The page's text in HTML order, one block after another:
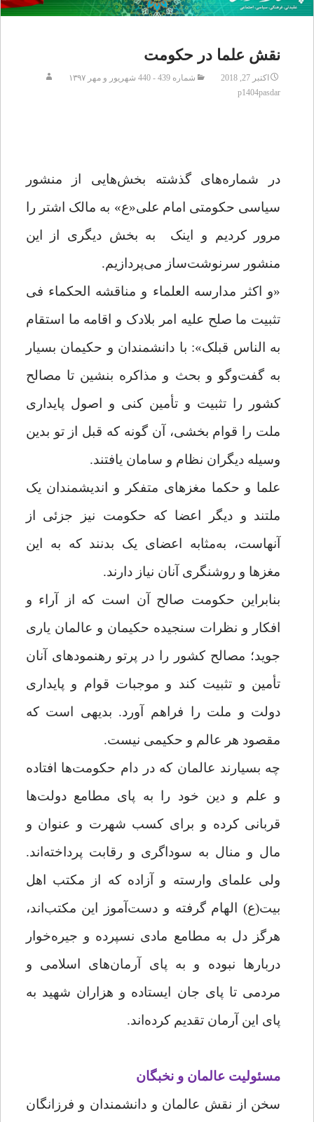
نقش علما در حکومت
اکتبر 27, 2018
شماره 439 - 440 شهریور و مهر ۱۳۹۷
p1404pasdar
در شماره‌های گذشته بخش‌هایی از منشور
سیاسی حکومتی امام علی«ع» به مالک اشتر را
مرور کردیم و اینک
به بخش دیگری از این
منشور سرنوشت‌ساز می‌پردازیم.
«و اکثر مدارسه العلماء و مناقشه الحکماء فی
تثبیت ما صلح علیه امر بلادک و اقامه ما استقام
به الناس قبلک»: با دانشمندان و حکیمان بسیار
به گفت‌وگو و بحث و مذاکره بنشین تا مصالح
کشور را تثبیت و تأمین کنی و اصول پایداری
ملت را قوام بخشی، آن گونه که قبل از تو بدین
وسیله دیگران نظام و سامان یافتند.
علما و حکما مغزهای متفکر و اندیشمندان یک
ملتند و دیگر اعضا که حکومت نیز جزئی از
آنهاست، به‌مثابه اعضای یک بدنند که به این
مغزها و روشنگری آنان نیاز دارند.
بنابراین حکومت صالح آن است که از آراء و
افکار و نظرات سنجیده حکیمان و عالمان یاری
جوید؛ مصالح کشور را در پرتو رهنمودهای آنان
تأمین و تثبیت کند و موجبات قوام و پایداری
دولت و ملت را فراهم آورد. بدیهی است که
مقصود هر عالم و حکیمی نیست.
چه بسیارند عالمان که در دام حکومت‌ها افتاده
و علم و دین خود را به پای مطامع دولت‌ها
قربانی کرده‌ و برای کسب شهرت و عنوان و
مال و منال به سوداگری و رقابت پرداخته‌اند.
ولی علمای وارسته و آزاده که از مکتب اهل
بیت(ع) الهام گرفته‌ و دست‌آموز این مکتب‌اند،
هرگز دل به مطامع مادی نسپرده و جیره‌خوار
دربارها نبوده و به پای آرمان‌های اسلامی و
مردمی تا پای جان ایستاده و هزاران شهید به
پای این آرمان تقدیم کرده‌اند.
مسئولیت عالمان و نخبگان
سخن از نقش عالمان و دانشمندان و فرزانگان